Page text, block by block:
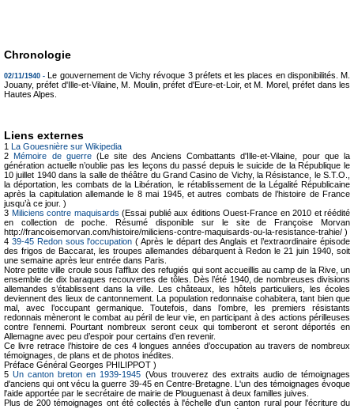
Chronologie
02/11/1940 - Le gouvernement de Vichy révoque 3 préfets et les places en disponibilités. M.
Jouany, préfet d'Ille-et-Vilaine, M. Moulin, préfet d'Eure-et-Loir, et M. Morel, préfet dans les
Hautes Alpes.
Liens externes
1 La Gouesnière sur Wikipedia
2Mémoire de guerre(Le site des Anciens Combattants d'Ille-et-Vilaine, pour que la
génération actuelle n’oublie pas les leçons du passé depuis le suicide de la République le
10 juillet 1940 dans la salle de théâtre du Grand Casino de Vichy, la Résistance, le S.T.O.,
la déportation, les combats de la Libération, le rétablissement de la Légalité Républicaine
après la capitulation allemande le 8 mai 1945, et autres combats de l’histoire de France
jusqu’à ce jour. )
3 Miliciens contre maquisards (Essai publié aux éditions Ouest-France en 2010 et réédité
en collection de poche. Résumé disponible sur le site de Françoise Morvan
http://francoisemorvan.com/histoire/miliciens-contre-maquisards-ou-la-resistance-trahie/ )
4 39-45 Redon sous l'occupation ( Après le départ des Anglais et l’extraordinaire épisode
des frigos de Baccarat, les troupes allemandes débarquent à Redon le 21 juin 1940, soit
une semaine après leur entrée dans Paris.
Notre petite ville croule sous l’afflux des refugiés qui sont accueillis au camp de la Rive, un
ensemble de dix baraques recouvertes de tôles. Dès l’été 1940, de nombreuses divisions
allemandes s’établissent dans la ville. Les châteaux, les hôtels particuliers, les écoles
deviennent des lieux de cantonnement. La population redonnaise cohabitera, tant bien que
mal, avec l’occupant germanique. Toutefois, dans l’ombre, les premiers résistants
redonnais mèneront le combat au péril de leur vie, en participant à des actions périlleuses
contre l’ennemi. Pourtant nombreux seront ceux qui tomberont et seront déportés en
Allemagne avec peu d’espoir pour certains d’en revenir.
Ce livre retrace l’histoire de ces 4 longues années d’occupation au travers de nombreux
témoignages, de plans et de photos inédites.
Préface Général Georges PHILIPPOT )
5Un canton breton en 1939-1945 (Vous trouverez des extraits audio de témoignages
d'anciens qui ont vécu la guerre 39-45 en Centre-Bretagne. L'un des témoignages évoque
l'aide apportée par le secrétaire de mairie de Plouguenast à deux familles juives.
Plus de 200 témoignages ont été collectés à l'échelle d'un canton rural pour l'écriture du